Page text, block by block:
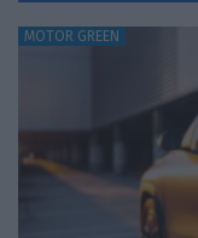
MOTOR GREEN